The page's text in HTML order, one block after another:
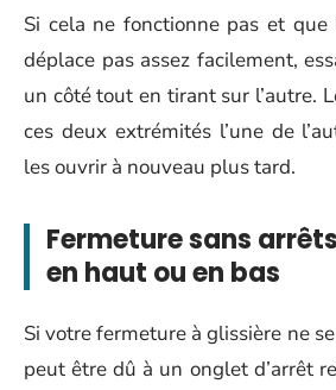
Si cela ne fonctionne pas et
déplace pas assez facilement,
un côté tout en tirant sur l’autre.
ces deux extrémités l’une de
les ouvrir à nouveau plus tard.
Fermeture sans
en haut ou en bas
Si votre fermeture à glissière ne
peut être dû à un onglet d’arrêt